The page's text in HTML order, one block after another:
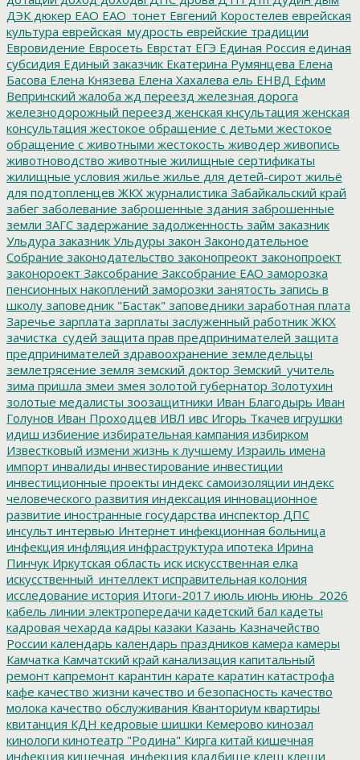
ДЭК дюкер ЕАО ЕАО_тонет Евгений Коростелев еврейская
культура еврейская_мудрость еврейские традиции
Евровидение Евросеть Еврстат ЕГЭ Единая Россия единая
субсидия Единый заказчик Екатерина Румянцева Елена
Басова Елена Князева Елена Хахалева ель ЕНВД Ефим
Вепринский жалоба жд переезд железная дорога
железнодорожный переезд женская кнсультация женская
консультация жестокое обращение с детьми жестокое
обращение с животными жестокость живодер живопись
животноводство животные жилищные сертификаты
жилищные условия жилье жилье для детей-сирот жильё
для подтопленцев ЖКХ журналистика Забайкальский край
забег заболевание заброшенные здания заброшенные
земли ЗАГС задержание задолженность займ заказник
Ульдура заказник Ульдуры закон Законодательное
Собрание законодательство законопреокт законопроект
законороект Заксобрание Заксобрание ЕАО заморозка
пенсионных накоплений заморозки занятость запись в
школу заповедник "Бастак" заповедники заработная плата
Заречье зарплата зарплаты заслуженный работник ЖКХ
зачистка_судей защита прав предпринимателей защита
предпринимателей здравоохранение земледельцы
землетрясение земля земский доктор Земский_учитель
зима пришла змеи змея золотой губернатор Золотухин
золотые медалисты зоозащитники Иван Благодырь Иван
Голунов Иван Проходцев ИВЛ ивс Игорь Ткачев игрушки
идиш избиение избирательная кампания избирком
Известковый измени жизнь к лучшему Израиль имена
импорт инвалиды инвестирование инвестиции
инвестиционные проекты индекс самоизоляции индекс
человеческого развития индексация инновационное
развитие иностранные государства инспектор ДПС
инсульт интервью Интернет инфекционная больница
инфекция инфляция инфраструктура ипотека Ирина
Пинчук Иркутская область иск искусственная елка
искусственный_интеллект исправительная колония
исследование история Итоги-2017 июль июнь июнь_2026
кабель линии электропередачи кадетский бал кадеты
кадровая чехарда кадры казаки Казань Казначейство
России календарь календарь праздников камера камеры
Камчатка Камчатский край канализация капитальный
ремонт капремонт карантин карате каратин катастрофа
кафе качество жизни качество и безопасность качество
молока качество обслуживания Кванториум квартиры
квитанция КДН кедровые шишки Кемерово кинозал
кинологи кинотеатр "Родина" Кирга китай кишечная
инфекция кишечная_инфекция кладбище клещ клещи